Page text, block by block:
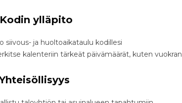
ylläpito
siivous- ja huoltoaikataulu kodillesi
kalenteriin tärkeät päivämäärät, kuten